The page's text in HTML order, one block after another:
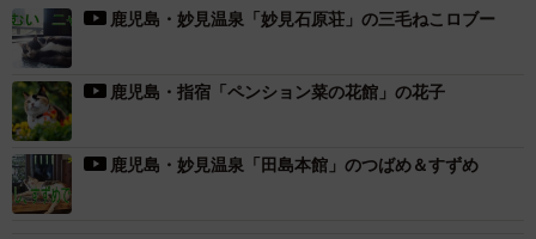
ユキが現れたのは２０１８年２月初旬。夜になると同館周
辺は暗く、ユキはロビーから漏れる灯りに救いを求めたの
かもしれない。「薄汚れ、痩せこけて、行き倒れ寸前で玄
関先に横たわっていたんです。けんかしたのか、左後脚の
爪が１本めくれ、尻尾にもけがを負っていました」
お客が出入りするとびっこをひきながら少し離れたとこ
鹿児島・妙見温泉「妙見石原荘」の三毛ねこロブー
鹿児島・指宿「ペンション菜の花館」の花子
鹿児島・妙見温泉「田島本館」のつばめ＆すずめ